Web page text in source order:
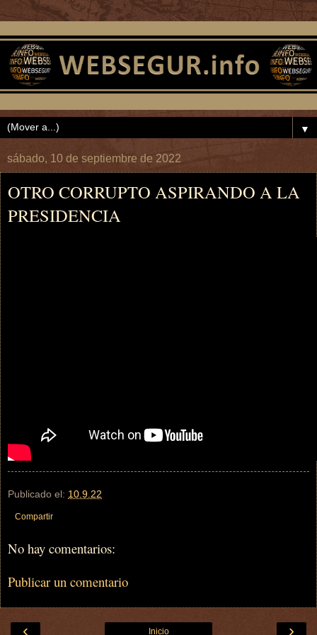
▼
sábado, 10 de septiembre de 2022
OTRO CORRUPTO ASPIRANDO A LA
PRESIDENCIA
Publicado el: 10.9.22
Compartir
No hay comentarios:
Publicar un comentario
‹ ›
Inicio